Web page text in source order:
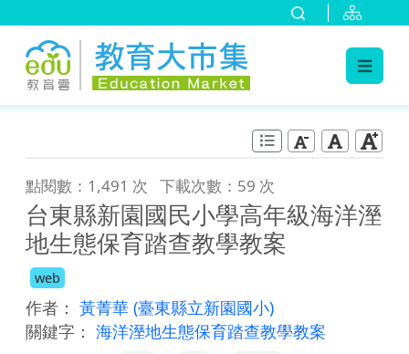
點閱數：1,491 次 下載次數：59 次
台東縣新園國民小學高年級海洋溼
地生態保育踏查教學教案
web
作者： 黃菁華 (臺東縣立新園國小)
關鍵字： 海洋溼地生態保育踏查教學教案